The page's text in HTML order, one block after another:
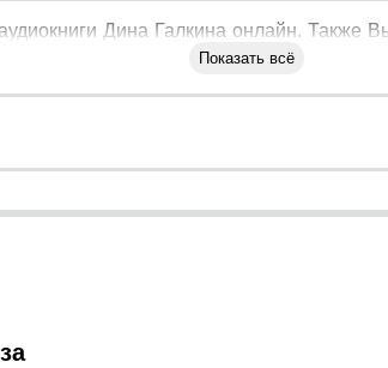
Дина Галкина онлайн. Также
Показать всё